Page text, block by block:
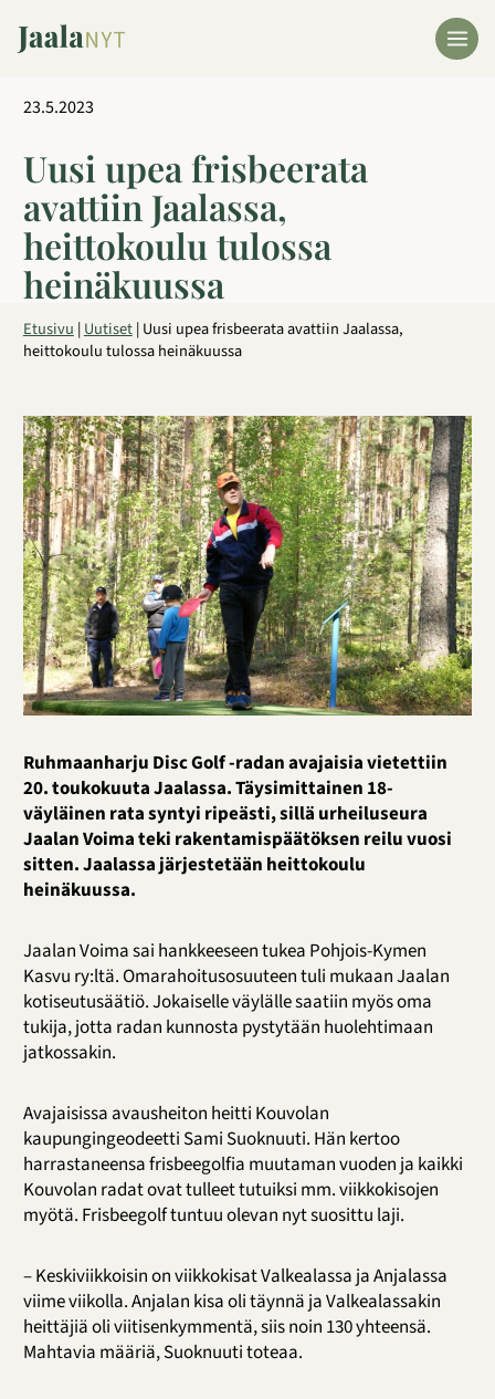
sisältöön
23.5.2023
Uusi upea frisbeerata
avattiin Jaalassa,
heittokoulu tulossa
heinäkuussa
Etusivu|Uutiset|Uusi upea frisbeerata avattiin Jaalassa,
heittokoulu tulossa heinäkuussa
Ruhmaanharju Disc Golf -radan avajaisia vietettiin
20. toukokuuta Jaalassa. Täysimittainen 18-
väyläinen rata syntyi ripeästi, sillä urheiluseura
Jaalan Voima teki rakentamispäätöksen reilu vuosi
sitten. Jaalassa järjestetään heittokoulu
heinäkuussa.
Jaalan Voima sai hankkeeseen tukea Pohjois-Kymen
Kasvu ry:ltä. Omarahoitusosuuteen tuli mukaan Jaalan
kotiseutusäätiö. Jokaiselle väylälle saatiin myös oma
tukija, jotta radan kunnosta pystytään huolehtimaan
jatkossakin.
Avajaisissa avausheiton heitti Kouvolan
kaupungingeodeetti Sami Suoknuuti. Hän kertoo
harrastaneensa frisbeegolfia muutaman vuoden ja kaikki
Kouvolan radat ovat tulleet tutuiksi mm. viikkokisojen
myötä. Frisbeegolf tuntuu olevan nyt suosittu laji.
– Keskiviikkoisin on viikkokisat Valkealassa ja Anjalassa
viime viikolla. Anjalan kisa oli täynnä ja Valkealassakin
heittäjiä oli viitisenkymmentä, siis noin 130 yhteensä.
Mahtavia määriä, Suoknuuti toteaa.